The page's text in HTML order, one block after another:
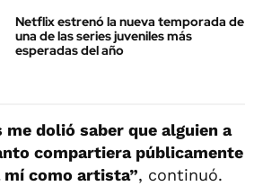
Netflix estrenó la nueva temporada de
una de las series juveniles más
esperadas del año
me dolió saber que alguien a
compartiera públicamente
como artista”, continuó.